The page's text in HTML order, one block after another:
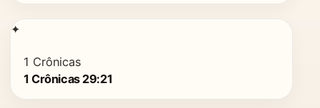
✦
1 Crônicas
1 Crônicas 29:21